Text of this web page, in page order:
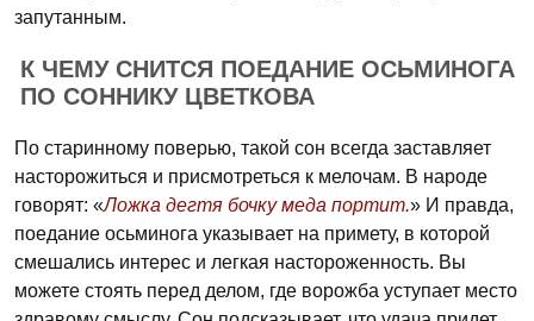
запутанным.
К ЧЕМУ СНИТСЯ ПОЕДАНИЕ ОСЬМИНОГА
ПО СОННИКУ ЦВЕТКОВА
По старинному поверью, такой сон всегда заставляет
насторожиться и присмотреться к мелочам. В народе
говорят: «Ложка дегтя бочку меда портит.» И правда,
поедание осьминога указывает на примету, в которой
смешались интерес и легкая настороженность. Вы
можете стоять перед делом, где ворожба уступает место